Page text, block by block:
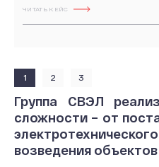
ЧИТАТЬ КЕЙС
1 2 3
Группа СВЭЛ
сложности – от
возведения